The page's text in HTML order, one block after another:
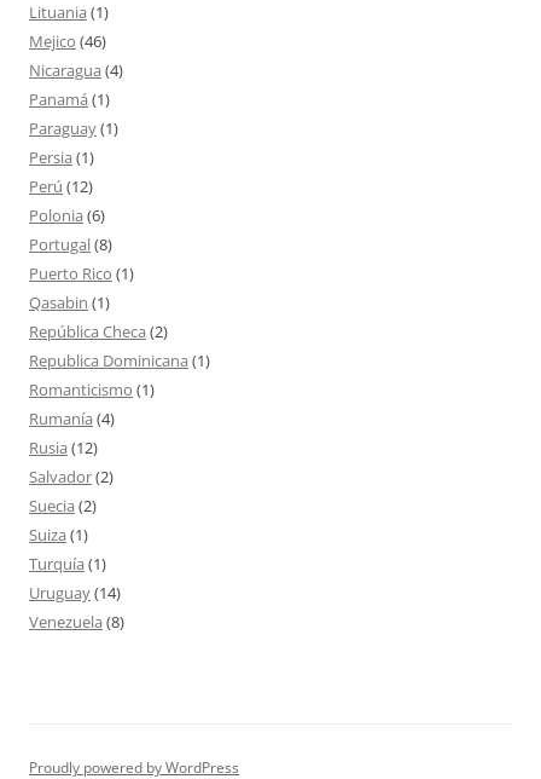
Lituania (1)
Mejico (46)
Nicaragua (4)
Panamá (1)
Paraguay(1)
Persia (1)
Perú (12)
Polonia (6)
Portugal(8)
Puerto Rico (1)
Qasabin (1)
República Checa (2)
Republica Dominicana (1)
Romanticismo (1)
Rumanía (4)
Rusia (12)
Salvador(2)
Suecia (2)
Suiza (1)
Turquía (1)
Uruguay(14)
Venezuela (8)
Proudly powered by WordPress